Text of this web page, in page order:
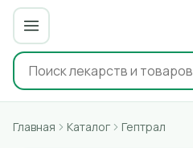
Главная Каталог Гептрал